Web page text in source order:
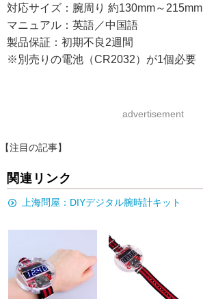
対応サイズ：腕周り 約130mm～215mm
マニュアル：英語／中国語
製品保証：初期不良2週間
※別売りの電池（CR2032）が1個必要
advertisement
【注目の記事】
関連リンク
上海問屋：DIYデジタル腕時計キット